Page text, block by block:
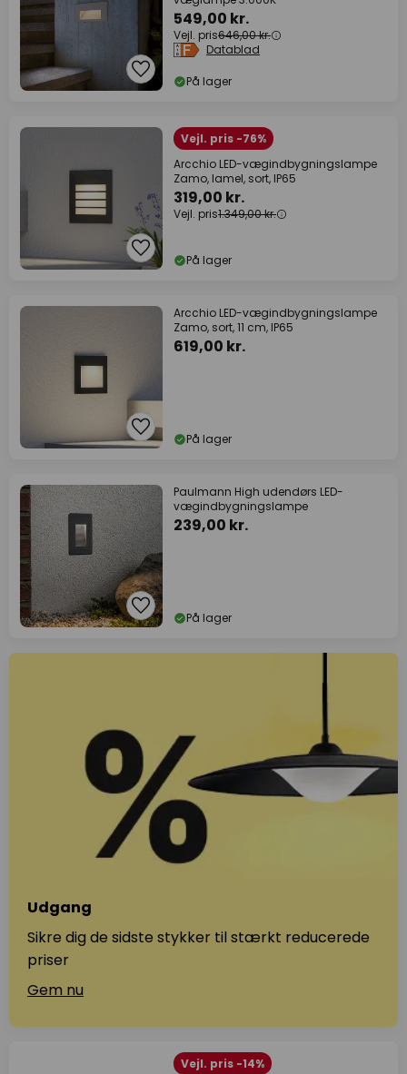
549,00 kr.
Vejl. pris646,00 kr.
Datablad
På lager
Vejl. pris -76%
Arcchio LED-vægindbygningslampe
Zamo, lamel, sort, IP65
319,00 kr.
Vejl. pris1.349,00 kr.
På lager
Arcchio LED-vægindbygningslampe
Zamo, sort, 11 cm, IP65
619,00 kr.
På lager
Paulmann High udendørs LED-
vægindbygningslampe
239,00 kr.
På lager
Udgang
Sikre dig de sidste stykker til stærkt reducerede
priser
Gem nu
Vejl. pris -14%